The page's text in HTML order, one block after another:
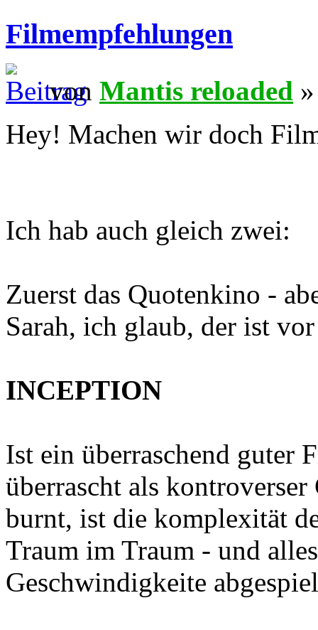
Filmempfehlungen
von Mantis reloaded
Hey! Machen wir doch
Ich hab auch gleich zwei:
Zuerst das Quotenkino -
Sarah, ich glaub, der ist
INCEPTION
Ist ein überraschend guter
überrascht als
burnt, ist die komplexität
Traum im Traum - und
Geschwindigkeite